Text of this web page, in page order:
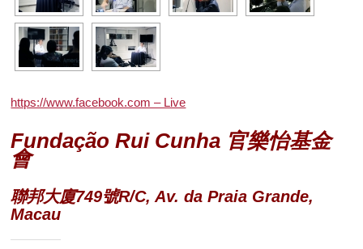
https://www.facebook.com – Live
Fundação Rui Cunha 官樂怡基金
會
聯邦大廈749號R/C, Av. da Praia Grande,
Macau